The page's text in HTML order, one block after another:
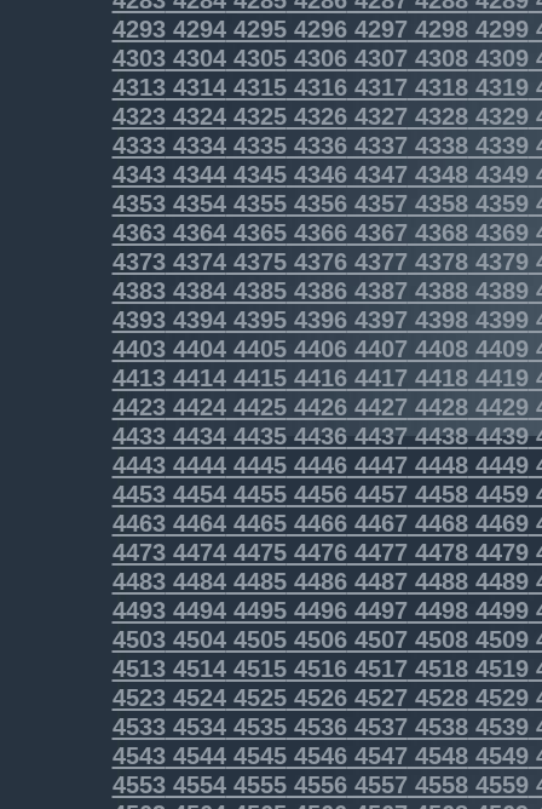
4293429442954296429742984299
4303430443054306430743084309
43134314431543164317 43184319
43234324432543264327 43284329
43334334433543364337 43384339
4343434443454346434743484349
4353435443554356435743584359
43634364436543664367 43684369
43734374437543764377 43784379
43834384438543864387 43884389
43934394439543964397 43984399
44034404440544064407 44084409
44134414441544164417 44184419
44234424442544264427 44284429
4433443444354436443744384439
4443444444454446444744484449
4453445444554456445744584459
4463446444654466446744684469
4473447444754476447744784479
4483448444854486448744884489
4493449444954496449744984499
4503450445054506450745084509
4513451445154516451745184519
4523452445254526452745284529
4533453445354536453745384539
4543454445454546454745484549
4553455445554556455745584559